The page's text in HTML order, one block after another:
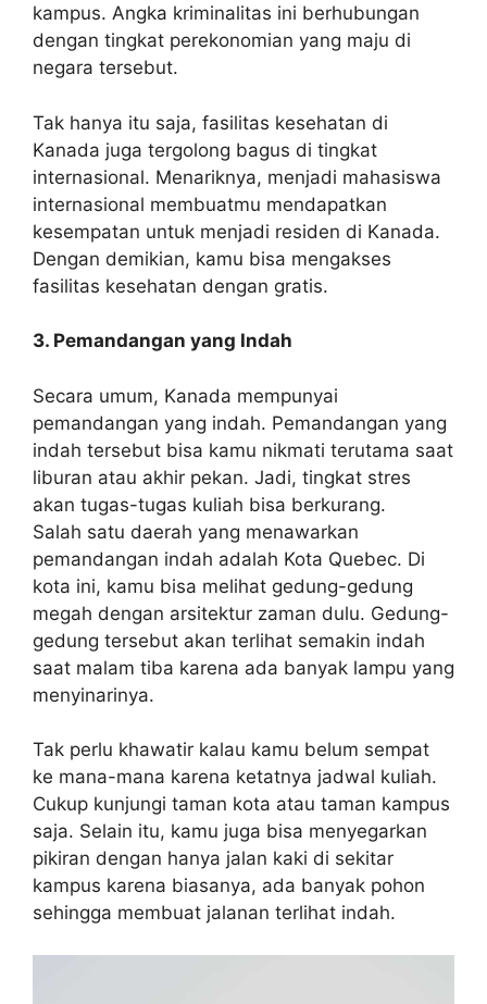
kampus. Angka kriminalitas ini berhubungan
dengan tingkat perekonomian yang maju di
negara tersebut.
Tak hanya itu saja, fasilitas kesehatan di
Kanada juga tergolong bagus di tingkat
internasional. Menariknya, menjadi mahasiswa
internasional membuatmu mendapatkan
kesempatan untuk menjadi residen di Kanada.
Dengan demikian, kamu bisa mengakses
fasilitas kesehatan dengan gratis.
3. Pemandangan yang Indah
Secara umum, Kanada mempunyai
pemandangan yang indah. Pemandangan yang
indah tersebut bisa kamu nikmati terutama saat
liburan atau akhir pekan. Jadi, tingkat stres
akan tugas-tugas kuliah bisa berkurang.
Salah satu daerah yang menawarkan
pemandangan indah adalah Kota Quebec. Di
kota ini, kamu bisa melihat gedung-gedung
megah dengan arsitektur zaman dulu. Gedung-
gedung tersebut akan terlihat semakin indah
saat malam tiba karena ada banyak lampu yang
menyinarinya.
Tak perlu khawatir kalau kamu belum sempat
ke mana-mana karena ketatnya jadwal kuliah.
Cukup kunjungi taman kota atau taman kampus
saja. Selain itu, kamu juga bisa menyegarkan
pikiran dengan hanya jalan kaki di sekitar
kampus karena biasanya, ada banyak pohon
sehingga membuat jalanan terlihat indah.